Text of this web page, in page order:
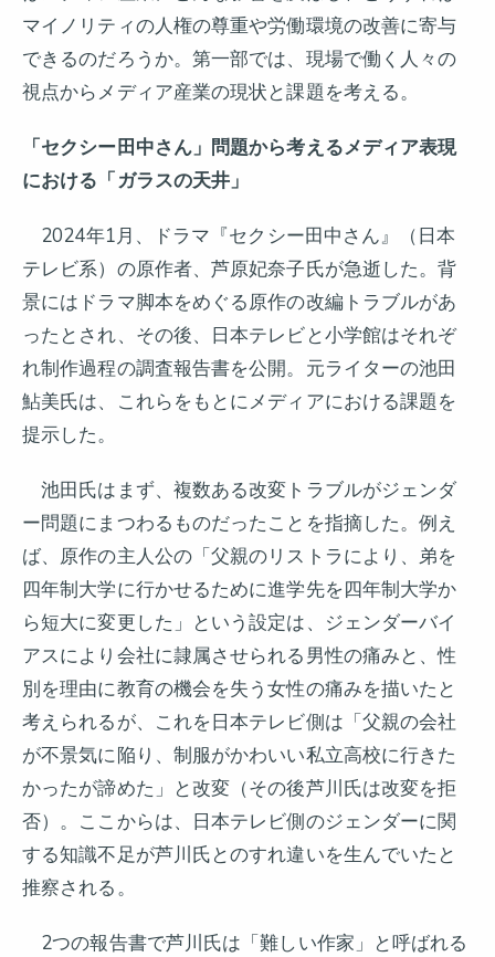
マイノリティの人権の尊重や労働環境の改善に寄与
できるのだろうか。第一部では、現場で働く人々の
視点からメディア産業の現状と課題を考える。
「セクシー田中さん」問題から考えるメディア表現
における「ガラスの天井」
2024年1月、ドラマ『セクシー田中さん』（日本
テレビ系）の原作者、芦原妃奈子氏が急逝した。背
景にはドラマ脚本をめぐる原作の改編トラブルがあ
ったとされ、その後、日本テレビと小学館はそれぞ
れ制作過程の調査報告書を公開。元ライターの池田
鮎美氏は、これらをもとにメディアにおける課題を
提示した。
池田氏はまず、複数ある改変トラブルがジェンダ
ー問題にまつわるものだったことを指摘した。例え
ば、原作の主人公の「父親のリストラにより、弟を
四年制大学に行かせるために進学先を四年制大学か
ら短大に変更した」という設定は、ジェンダーバイ
アスにより会社に隷属させられる男性の痛みと、性
別を理由に教育の機会を失う女性の痛みを描いたと
考えられるが、これを日本テレビ側は「父親の会社
が不景気に陥り、制服がかわいい私立高校に行きた
かったが諦めた」と改変（その後芦川氏は改変を拒
否）。ここからは、日本テレビ側のジェンダーに関
する知識不足が芦川氏とのすれ違いを生んでいたと
推察される。
2つの報告書で芦川氏は「難しい作家」と呼ばれる